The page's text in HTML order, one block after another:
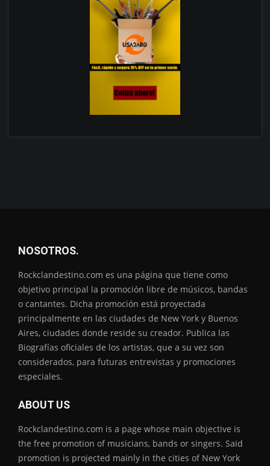
NOSOTROS.
Rockclandestino.com es una página que tiene como
objetivo principal la promoción libre de músicos, bandas
o cantantes. Dicha promoción está proyectada
principalmente en las ciudades de New York y Buenos
Aires, ciudades donde reside su creador. Publica las
Biografías oficiales de los artistas, que a su vez son
considerados, para futuras entrevistas y promociones
especiales.
ABOUT US
Rockclandestino.com is a page whose main objective is
the free promotion of musicians, bands or singers. Said
promotion is projected mainly in the cities of New York